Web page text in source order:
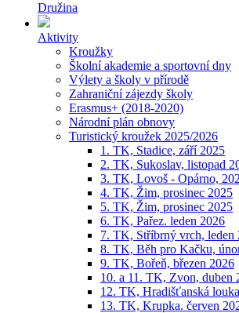
Družina
Aktivity
Kroužky
Školní akademie a sportovní dny
Výlety a školy v přírodě
Zahraniční zájezdy školy
Erasmus+ (2018-2020)
Národní plán obnovy
Turistický kroužek 2025/2026
1. TK, Stadice, září 2025
2. TK, Sukoslav, listopad
3. TK, Lovoš - Opárno,
4. TK, Žim, prosinec 2025
5. TK, Žim, prosinec 2025
6. TK, Pařez. leden 2026
7. TK, Stříbrný vrch, leden
8. TK, Běh pro Kačku,
9. TK, Bořeň, březen 2026
10. a 11. TK, Zvon, duben
12. TK, Hradišťanská
13. TK, Krupka. červen